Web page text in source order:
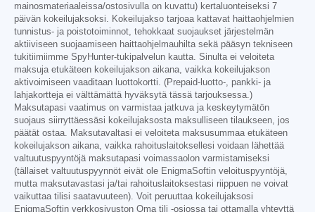
mainosmateriaaleissa/ostosivulla on kuvattu) kertaluonteiseksi 7
päivän kokeilujaksoksi. Kokeilujakso tarjoaa kattavat haittaohjelmien
tunnistus- ja poistotoiminnot, tehokkaat suojaukset järjestelmän
aktiiviseen suojaamiseen haittaohjelmauhilta sekä pääsyn tekniseen
tukitiimiimme SpyHunter-tukipalvelun kautta. Sinulta ei veloiteta
maksuja etukäteen kokeilujakson aikana, vaikka kokeilujakson
aktivoimiseen vaaditaan luottokortti. (Prepaid-luotto-, pankki- ja
lahjakortteja ei välttämättä hyväksytä tässä tarjouksessa.)
Maksutapasi vaatimus on varmistaa jatkuva ja keskeytymätön
suojaus siirryttäessäsi kokeilujaksosta maksulliseen tilaukseen, jos
päätät ostaa. Maksutavaltasi ei veloiteta maksusummaa etukäteen
kokeilujakson aikana, vaikka rahoituslaitoksellesi voidaan lähettää
valtuutuspyyntöjä maksutapasi voimassaolon varmistamiseksi
(tällaiset valtuutuspyynnöt eivät ole EnigmaSoftin veloituspyyntöjä,
mutta maksutavastasi ja/tai rahoituslaitoksestasi riippuen ne voivat
vaikuttaa tilisi saatavuuteen). Voit peruuttaa kokeilujaksosi
EnigmaSoftin verkkosivuston Oma tili -osiossa tai ottamalla yhteyttä